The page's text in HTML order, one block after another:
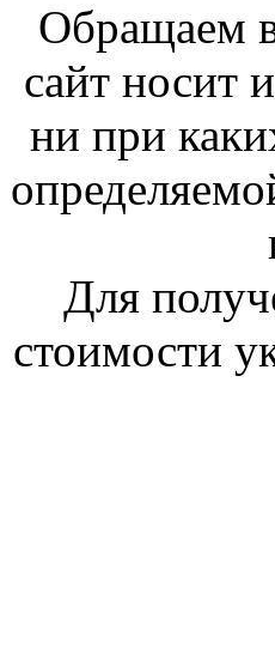
Обращаем
сайт носит
ни при
Для
стоимости